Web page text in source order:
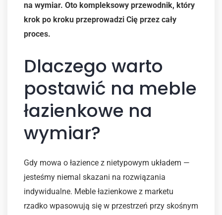
na wymiar. Oto kompleksowy przewodnik, który
krok po kroku przeprowadzi Cię przez cały
proces.
Dlaczego warto
postawić na meble
łazienkowe na
wymiar?
Gdy mowa o łazience z nietypowym układem —
jesteśmy niemal skazani na rozwiązania
indywidualne. Meble łazienkowe z marketu
rzadko wpasowują się w przestrzeń przy skośnym